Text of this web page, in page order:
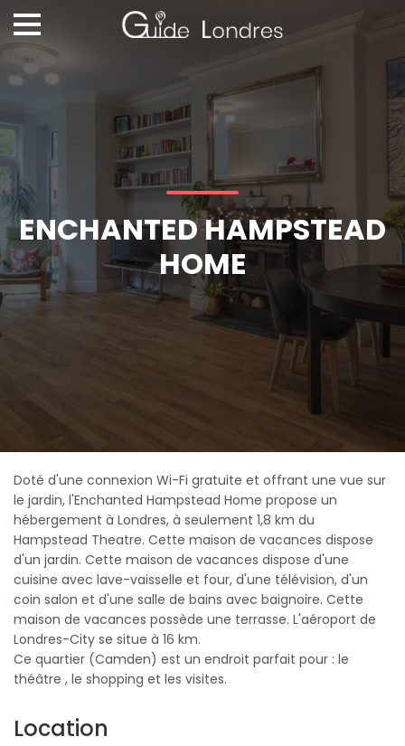
ENCHANTED HAMPSTEAD
HOME
Doté d'une connexion Wi-Fi gratuite et offrant une vue sur
le jardin, l'Enchanted Hampstead Home propose un
hébergement à Londres, à seulement 1,8 km du
Hampstead Theatre. Cette maison de vacances dispose
d'un jardin. Cette maison de vacances dispose d'une
cuisine avec lave-vaisselle et four, d'une télévision, d'un
coin salon et d'une salle de bains avec baignoire. Cette
maison de vacances possède une terrasse. L'aéroport de
Londres-City se situe à 16 km.
Ce quartier (Camden) est un endroit parfait pour : le
théâtre , le shopping et les visites.
Location